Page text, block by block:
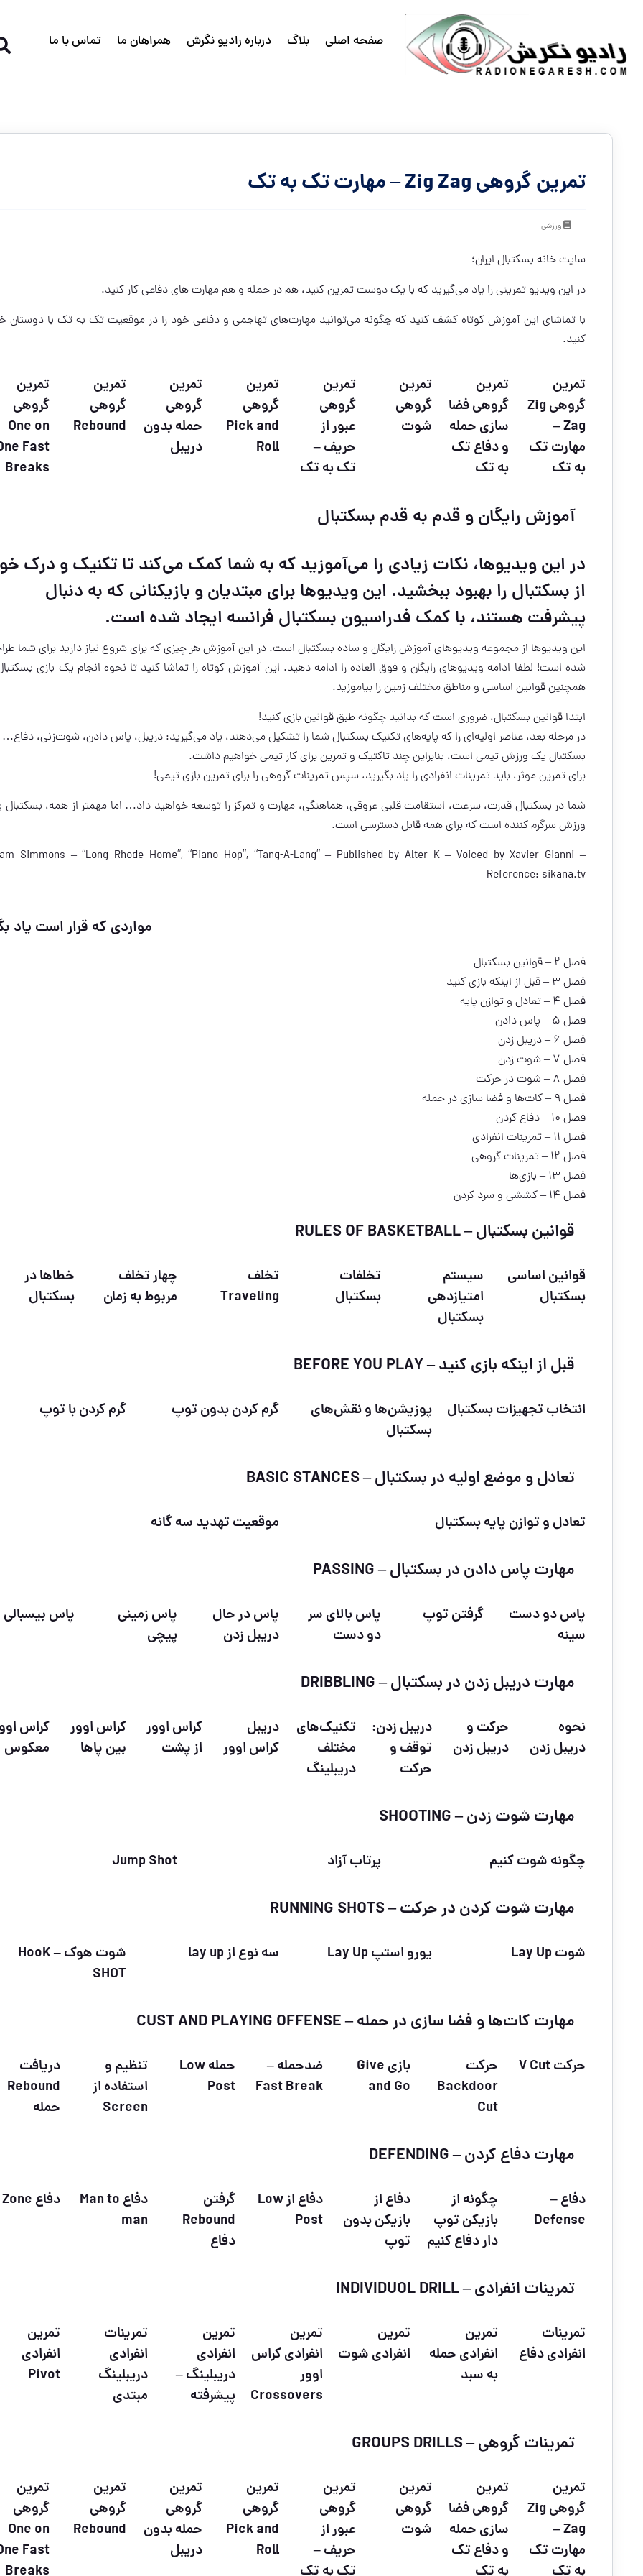
صفحه اصلی بلاگ درباره رادیو نگرش همراهان ما تماس با ما
تمرین گروهی Zig Zag – مهارت تک به تک
ورزشی
سایت خانه بسکتبال ایران؛
در این ویدیو تمرینی را یاد می‌گیرید که با یک دوست تمرین کنید، هم در حمله و هم مهارت های دفاعی کار کنید.
با تماشای این آموزش کوتاه کشف کنید که چگونه می‌توانید مهارت‌های تهاجمی و دفاعی خود را در موقعیت تک به تک با دوستان
کنید.
تمرین
گروهی Zig
Zag –
مهارت تک
به تک
تمرین
گروهی فضا
سازی حمله
و دفاع تک
به تک
تمرین
گروهی
شوت
تمرین
گروهی
عبور از
حریف –
تک به تک
تمرین
گروهی
Pick and
Roll
تمرین
گروهی
حمله بدون
دریبل
تمرین
گروهی
Rebound
تمرین
گروهی
One on
Fast
Breaks
آموزش رایگان و قدم به قدم بسکتبال
در این ویدیوها، نکات زیادی را می‌آموزید که به شما کمک می‌کند تا تکنیک و درک
از بسکتبال را بهبود ببخشید. این ویدیوها برای مبتدیان و بازیکنانی که به دنبال
پیشرفت هستند، با کمک فدراسیون بسکتبال فرانسه ایجاد شده است.
این ویدیو‌ها از مجموعه ویدیوهای آموزش رایگان و ساده بسکتبال است. در این آموزش هر چیزی که برای شروع نیاز دارید برای شما
شده است! لطفا ادامه ویدیوهای رایگان و فوق العاده را ادامه دهید. این آموزش کوتاه را تماشا کنید تا نحوه انجام یک بازی
همچنین قوانین اساسی و مناطق مختلف زمین را بیاموزید.
ابتدا قوانین بسکتبال، ضروری است که بدانید چگونه طبق قوانین بازی کنید!
در مرحله بعد، عناصر اولیه‌ای را که پایه‌های تکنیک بسکتبال شما را تشکیل می‌دهند، یاد می‌گیرید: دریبل، پاس دادن، شوت‌زنی، دفاع…
بسکتبال یک ورزش تیمی است، بنابراین چند تاکتیک و تمرین برای کار تیمی خواهیم داشت.
برای تمرین موثر، باید تمرینات انفرادی را یاد بگیرید، سپس تمرینات گروهی را برای تمرین بازی تیمی!
شما در بسکتبال قدرت، سرعت، استقامت قلبی عروقی، هماهنگی، مهارت و تمرکز را توسعه خواهید داد… اما مهمتر از همه،
ورزش سرگرم کننده است که برای همه قابل دسترسی است.
Simmons – “Long Rhode Home”, “Piano Hop”, “Tang-A-Lang” – Published by Alter K – Voiced by Xavier Gianni –
Reference: sikana.tv
مواردی که قرار است یاد
فصل ۲ – قوانین بسکتبال
فصل ۳ – قبل از اینکه بازی کنید
فصل ۴ – تعادل و توازن پایه
فصل ۵ – پاس دادن
فصل ۶ – دریبل زدن
فصل ۷ – شوت زدن
فصل ۸ – شوت در حرکت
فصل ۹ – کات‌ها و فضا سازی در حمله
فصل ۱۰ – دفاع کردن
فصل ۱۱ – تمرینات انفرادی
فصل ۱۲ – تمرینات گروهی
فصل ۱۳ – بازی‌ها
فصل ۱۴ – کششی و سرد کردن
قوانین بسکتبال – RULES OF BASKETBALL
قوانین اساسی
بسکتبال
سیستم
امتیازدهی
بسکتبال
تخلفات
بسکتبال
تخلف
Traveling
چهار تخلف
مربوط به زمان
خطاها در
بسکتبال
قبل از اینکه بازی کنید – BEFORE YOU PLAY
انتخاب تجهیزات بسکتبال
پوزیشن‌ها و نقش‌های
بسکتبال
گرم کردن بدون توپ گرم کردن با توپ
تعادل و موضع اولیه در بسکتبال – BASIC STANCES
تعادل و توازن پایه بسکتبال موقعیت تهدید سه گانه
مهارت پاس دادن در بسکتبال – PASSING
پاس دو دست
سینه
گرفتن توپ
پاس بالای سر
دو دست
پاس در حال
دریبل زدن
پاس زمینی
پیچی
پاس بیسبالی
مهارت دریبل زدن در بسکتبال – DRIBBLING
نحوه
دریبل زدن
حرکت و
دریبل زدن
دریبل زدن:
توقف و
حرکت
تکنیک‌های
مختلف
دریبلینگ
دریبل
کراس اوور
کراس اوور
از پشت
کراس اوور
بین پاها
کراس
معکوس
مهارت شوت زدن – SHOOTING
چگونه شوت کنیم پرتاب آزاد Jump Shot
مهارت شوت کردن در حرکت – RUNNING SHOTS
شوت Lay Up یورو استپ Lay Up سه نوع از lay up
شوت هوک – HooK
SHOT
مهارت کات‌ها و فضا سازی در حمله – CUST AND PLAYING OFFENSE
حرکت V Cut
حرکت
Backdoor
Cut
بازی Give
and Go
ضدحمله –
Fast Break
حمله Low
Post
تنظیم و
استفاده از
Screen
دریافت
Rebound
حمله
مهارت دفاع کردن – DEFENDING
دفاع –
Defense
چگونه از
بازیکن توپ
دار دفاع کنیم
دفاع از
بازیکن بدون
توپ
دفاع از Low
Post
گرفتن
Rebound
دفاع
دفاع Man to
man
دفاع Zone
تمرینات انفرادی – INDIVIDUOL DRILL
تمرینات
انفرادی دفاع
تمرین
انفرادی حمله
به سبد
تمرین
انفرادی شوت
تمرین
انفرادی کراس
اوور
Crossovers
تمرین
انفرادی
دریبلینگ –
پیشرفته
تمرینات
انفرادی
دریبلینگ
مبتدی
تمرین
انفرادی
Pivot
تمرینات گروهی – GROUPS DRILLS
تمرین
گروهی Zig
Zag –
مهارت تک
تمرین
گروهی فضا
سازی حمله
و دفاع تک
تمرین
گروهی
شوت
تمرین
گروهی
عبور از
حریف –
تمرین
گروهی
Pick and
Roll
تمرین
گروهی
حمله بدون
دریبل
تمرین
گروهی
Rebound
تمرین
گروهی
One on
Fast